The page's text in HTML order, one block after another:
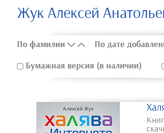
Жук Алексей
По фамилии По дате
Бумажная версия (в наличии)